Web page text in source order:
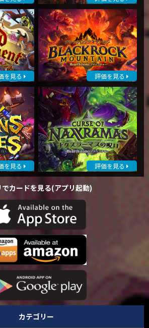
を見る 評価を見る
を見る 評価を見る
でカードを見る(アプリ起動)
カテゴリー